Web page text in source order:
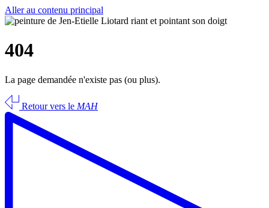
Aller au contenu principal
404
La page demandée n'existe pas (ou plus).
Retour vers le MAH